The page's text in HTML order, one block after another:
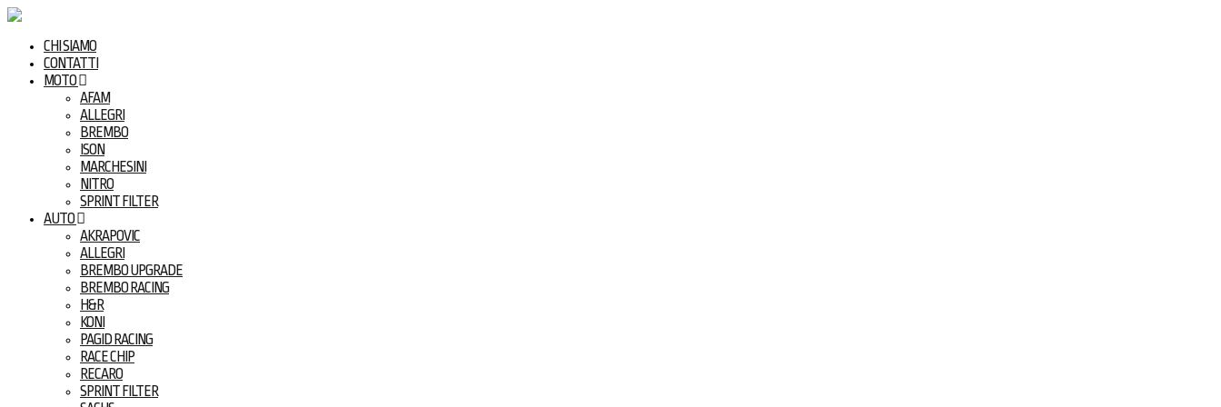
CHI SIAMO
CONTATTI
MOTO
AFAM
ALLEGRI
BREMBO
ISON
MARCHESINI
NITRO
SPRINT FILTER
AUTO
AKRAPOVIC
ALLEGRI
BREMBO UPGRADE
BREMBO RACING
H&R
KONI
PAGID RACING
RACE CHIP
RECARO
SPRINT FILTER